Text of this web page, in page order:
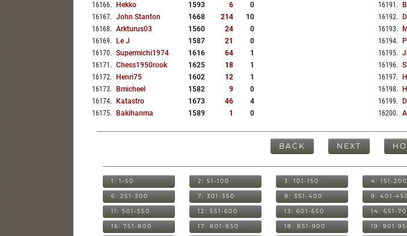
16166. Hekko 1593 6
0
16167. John Stanton 1668 214
10
16168. Arkturus03 1560 24
0
16169. Le J 1587 21
0
16170. Supermichi1974 1616 64
1
16171 . Chess1950rook 1625 18
1
16172. Henri75 1602 12
1
16173. Bmicheel 1582 9
0
16174. Katastro 1673 46
4
16175. Bakihanma 1589 1 0
16191 .
16192.
16193.
16194.
16195.
16196.
16197.
16198.
16199.
16200.
BACK NEXT
1: 1-50 2: 51-100 3: 101-150 4: 151-200
6: 251-300 7: 301-350 8: 351-400 9: 401-
11: 501-550 12: 551-600 13: 601-650 14: 651-
16: 751-800 17: 801-850 18: 851-900 19: 901-